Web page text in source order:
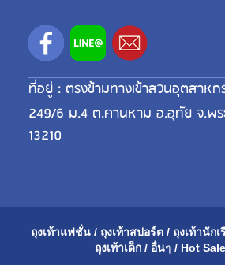
ที่อยู่ : ตรงข้ามทางเข้าสวนอุตสาหก
249/6 ม.4 ต.คานหาม อ.อุทัย จ.พ
13210
ถุงเท้าแฟชั่น / ถุงเท้าสปอร์ต / ถุงเท้านักเ
ถุงเท้าเด็ก / อื่นๆ / Hot Sale